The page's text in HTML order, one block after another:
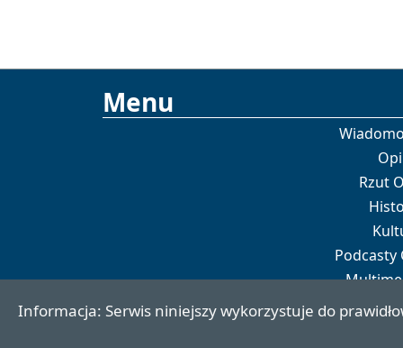
Menu
Rzut
Podcasty
Informacja: Serwis niniejszy wykorzystuje do